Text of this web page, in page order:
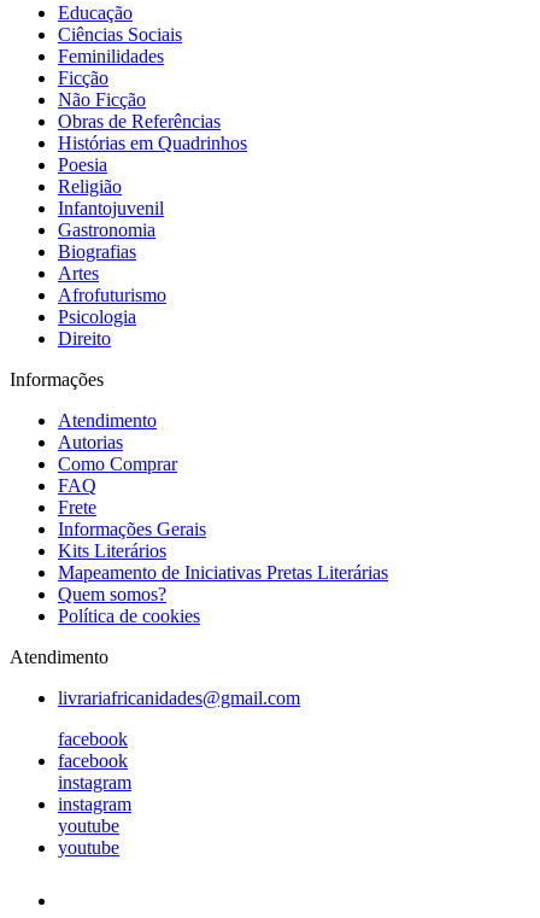
Educação
Ciências Sociais
Feminilidades
Ficção
Não Ficção
Obras de Referências
Histórias em Quadrinhos
Poesia
Religião
Infantojuvenil
Gastronomia
Biografias
Artes
Afrofuturismo
Psicologia
Direito
Informações
Atendimento
Autorias
Como Comprar
FAQ
Frete
Informações Gerais
Kits Literários
Mapeamento de Iniciativas Pretas Literárias
Quem somos?
Política de cookies
Atendimento
livrariafricanidades@gmail.com
facebook
facebook
instagram
instagram
youtube
youtube